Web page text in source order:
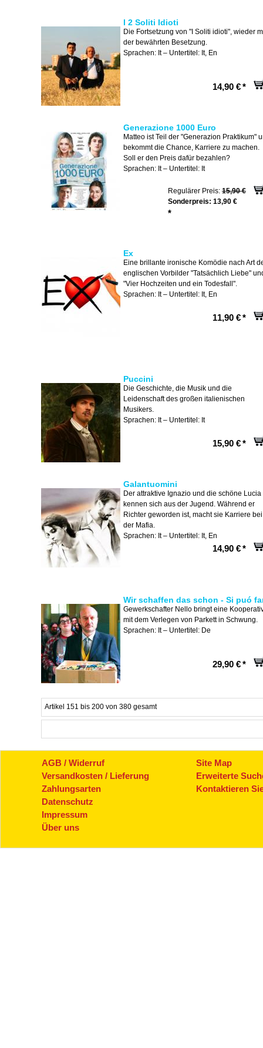
I 2 Soliti Idioti
Die Fortsetzung von "I Soliti idioti", wieder
der bewährten Besetzung.
Sprachen: It – Untertitel: It, En
14,90 €*
Generazione 1000 Euro
Matteo ist Teil der "Generazion Praktikum"
bekommt die Chance, Karriere zu machen.
Soll er den Preis dafür bezahlen?
Sprachen: It – Untertitel: It
Regulärer Preis: 15,90 €
Sonderpreis: 13,90 €
*
Ex
Eine brillante ironische Komödie nach Art
englischen Vorbilder "Tatsächlich Liebe"
"Vier Hochzeiten und ein Todesfall".
Sprachen: It – Untertitel: It, En
11,90 €*
Puccini
Die Geschichte, die Musik und die
Leidenschaft des großen italienischen
Musikers.
Sprachen: It – Untertitel: It
15,90 €*
Galantuomini
Der attraktive Ignazio und die schöne Lucia
kennen sich aus der Jugend. Während er
Richter geworden ist, macht sie Karriere bei
der Mafia.
Sprachen: It – Untertitel: It, En
14,90 €*
Wir schaffen das schon - Si puó
Gewerkschafter Nello bringt eine
mit dem Verlegen von Parkett in Schwung.
Sprachen: It – Untertitel: De
29,90 €*
Artikel 151 bis 200 von 380 gesamt
AGB / Widerruf
Versandkosten / Lieferung
Zahlungsarten
Datenschutz
Impressum
Über uns
Site Map
Erweiterte
Kontaktieren